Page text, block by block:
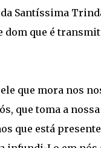
Santíssima
dom que é
que mora nos
que toma a
que está